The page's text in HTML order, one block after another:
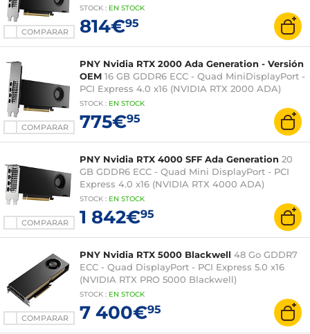
COMPARAR
STOCK : EN STOCK
814€95
COMPARAR
PNY Nvidia RTX 2000 Ada Generation - Versión
OEM 16 GB GDDR6 ECC - Quad MiniDisplayPort -
PCI Express 4.0 x16 (NVIDIA RTX 2000 ADA)
STOCK : EN STOCK
775€95
COMPARAR
PNY Nvidia RTX 4000 SFF Ada Generation 20
GB GDDR6 ECC - Quad Mini DisplayPort - PCI
Express 4.0 x16 (NVIDIA RTX 4000 ADA)
STOCK : EN STOCK
1 842€95
COMPARAR
PNY Nvidia RTX 5000 Blackwell 48 Go GDDR7
ECC - Quad DisplayPort - PCI Express 5.0 x16
(NVIDIA RTX PRO 5000 Blackwell)
STOCK : EN STOCK
7 400€95